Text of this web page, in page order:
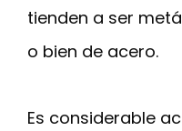
tienden a ser
o bien de acero.
Es considerable